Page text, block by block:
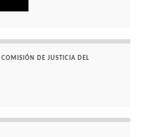
COMISIÓN DE JUSTICIA DEL